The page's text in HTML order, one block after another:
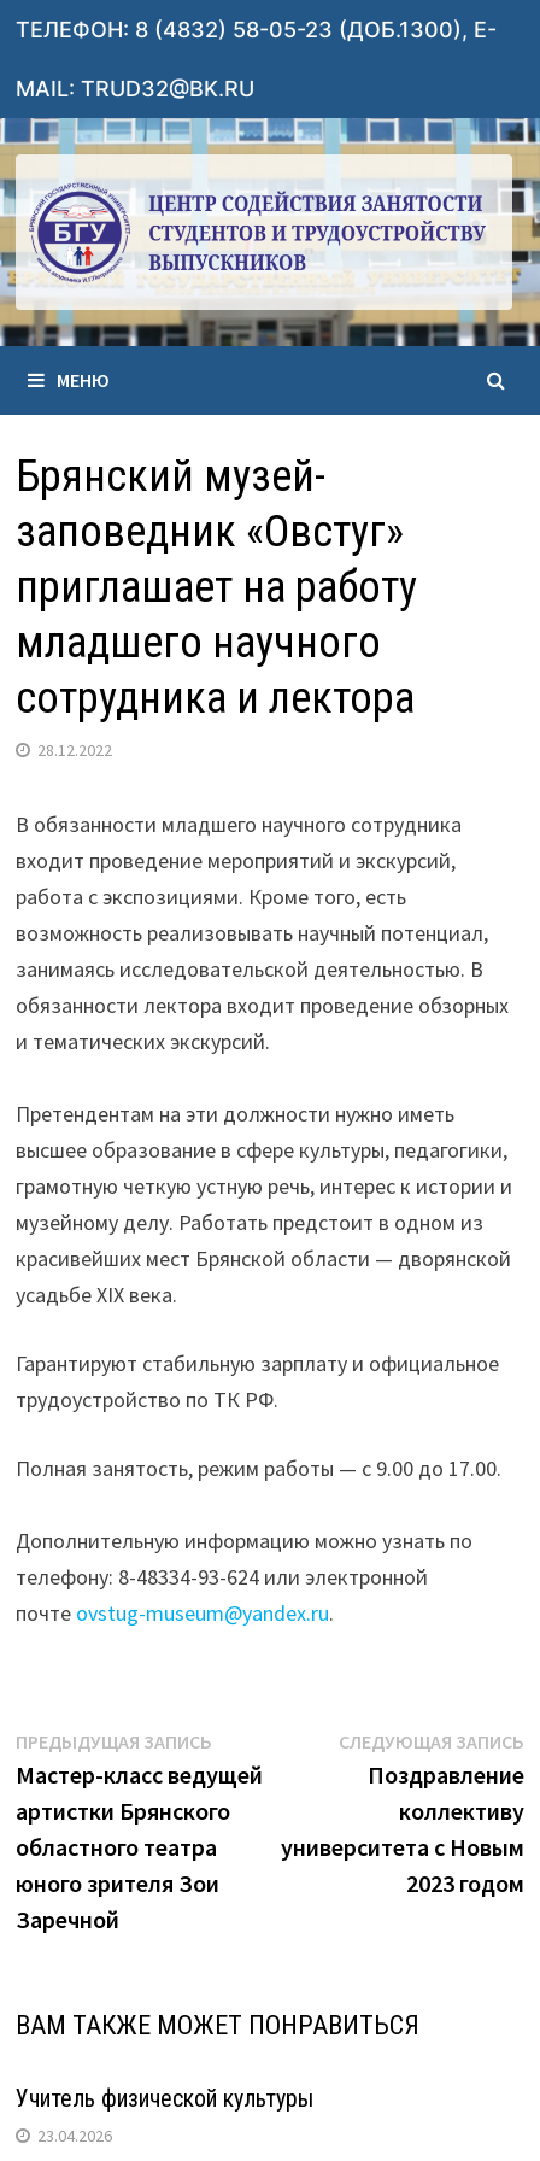
Перейти
содержимому
ТЕЛЕФОН: 8 (4832) 58-05-23 (ДОБ.1300), E-
MAIL: TRUD32@BK.RU
МЕНЮ
Брянский музей-
заповедник «Овстуг»
приглашает на работу
младшего научного
сотрудника и лектора
28.12.2022
В обязанности младшего научного сотрудника
входит проведение мероприятий и экскурсий,
работа с экспозициями. Кроме того, есть
возможность реализовывать научный потенциал,
занимаясь исследовательской деятельностью. В
обязанности лектора входит проведение обзорных
и тематических экскурсий.
Претендентам на эти должности нужно иметь
высшее образование в сфере культуры, педагогики,
грамотную четкую устную речь, интерес к истории и
музейному делу. Работать предстоит в одном из
красивейших мест Брянской области — дворянской
усадьбе XIX века.
Гарантируют стабильную зарплату и официальное
трудоустройство по ТК РФ.
Полная занятость, режим работы — с 9.00 до 17.00.
Дополнительную информацию можно узнать по
телефону: 8-48334-93-624 или электронной
почте ovstug-museum@yandex.ru.
Навигация
по
записям
ПРЕДЫДУЩАЯ ЗАПИСЬ
запись:
Мастер-класс ведущей
артистки Брянского
областного театра
юного зрителя Зои
Заречной
СЛЕДУЮЩАЯ ЗАПИСЬ
Поздравление
коллективу
университета с Новым
2023 годом
ВАМ ТАКЖЕ МОЖЕТ ПОНРАВИТЬСЯ
Учитель физической культуры
23.04.2026